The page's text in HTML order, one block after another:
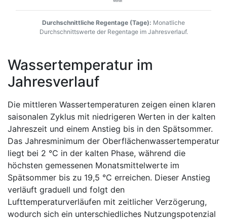
Durchschnittliche Regentage (Tage): Monatliche
Durchschnittswerte der Regentage im Jahresverlauf.
Wassertemperatur im
Jahresverlauf
Die mittleren Wassertemperaturen zeigen einen klaren
saisonalen Zyklus mit niedrigeren Werten in der kalten
Jahreszeit und einem Anstieg bis in den Spätsommer.
Das Jahresminimum der Oberflächenwassertemperatur
liegt bei 2 °C in der kalten Phase, während die
höchsten gemessenen Monatsmittelwerte im
Spätsommer bis zu 19,5 °C erreichen. Dieser Anstieg
verläuft graduell und folgt den
Lufttemperaturverläufen mit zeitlicher Verzögerung,
wodurch sich ein unterschiedliches Nutzungspotenzial